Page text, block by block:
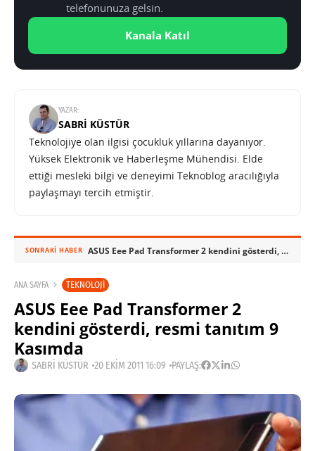
telefonunuza gelsin.
Kanala Katıl
YAZAR:
SABRI KÜSTÜR
Teknolojiye olan ilgisi çocukluk yıllarına dayanıyor.
Yüksek Elektronik ve Haberleşme Mühendisi. Elde
ettiği mesleki bilgi ve deneyimi Teknoblog aracılığıyla
paylaşmayı tercih etmiştir.
SONRAKI HABER ASUS Eee Pad Transformer 2 kendini gösterdi, resmi tanıtım 9 Kasımda
ANA SAYFA TEKNOLOJI
ASUS Eee Pad Transformer 2
kendini gösterdi, resmi tanıtım 9
Kasımda
SABRI KÜSTÜR 20 EKIM 2011 16:09 PAYLAŞ: